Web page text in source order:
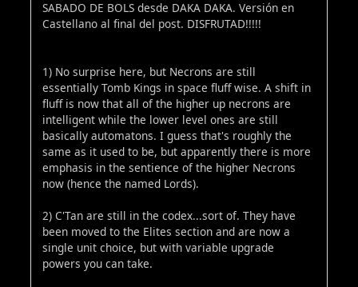
SABADO DE BOLS desde DAKA DAKA. Versión en
Castellano al final del post. DISFRUTAD!!!!!
1) No surprise here, but Necrons are still
essentially Tomb Kings in space fluff wise. A shift in
fluff is now that all of the higher up necrons are
intelligent while the lower level ones are still
basically automatons. I guess that's roughly the
same as it used to be, but apparently there is more
emphasis in the sentience of the higher Necrons
now (hence the named Lords).
2) C'Tan are still in the codex...sort of. They have
been moved to the Elites section and are now a
single unit choice, but with variable upgrade
powers you can take.